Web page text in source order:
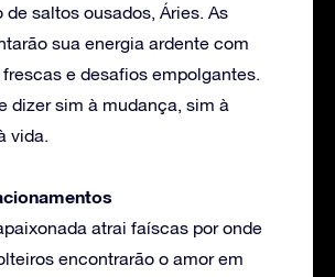
de saltos ousados, Áries. As
sua energia ardente com
e desafios empolgantes.
dizer sim à mudança, sim à
vida.
atrai faíscas por onde
encontrarão o amor em